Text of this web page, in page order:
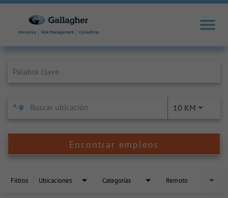
10 KM
Encontrar empleos
Filtros Ubicaciones Categorías Remoto